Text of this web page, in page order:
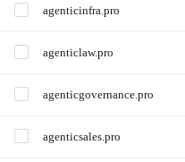
agenticinfra.pro
agenticlaw.pro
agenticgovernance.pro
agenticsales.pro